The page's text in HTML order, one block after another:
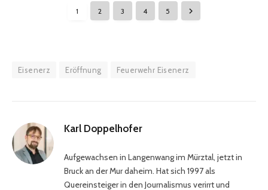
1 2 3 4 5
Eisenerz Eröffnung Feuerwehr Eisenerz
Karl Doppelhofer
Aufgewachsen in Langenwang im Mürztal, jetzt in
Bruck an der Mur daheim. Hat sich 1997 als
Quereinsteiger in den Journalismus verirrt und